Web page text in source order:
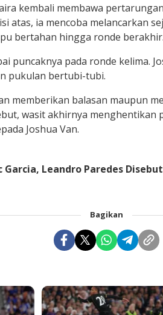
kembali membawa
atas, ia mencoba melancarkan
bertahan hingga ronde berakhir.
puncaknya pada ronde kelima.
pukulan bertubi-tubi.
memberikan balasan maupun
wasit akhirnya menghentikan
Joshua Van.
Garcia, Leandro Paredes
Bagikan